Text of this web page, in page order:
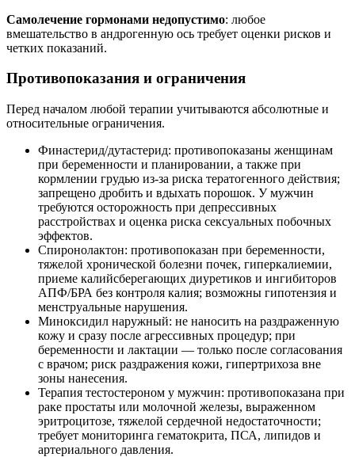
Самолечение гормонами недопустимо: любое
вмешательство в андрогенную ось требует оценки рисков и
четких показаний.
Противопоказания и ограничения
Перед началом любой терапии учитываются абсолютные и
относительные ограничения.
Финастерид/дутастерид: противопоказаны женщинам
при беременности и планировании, а также при
кормлении грудью из‑за риска тератогенного действия;
запрещено дробить и вдыхать порошок. У мужчин
требуются осторожность при депрессивных
расстройствах и оценка риска сексуальных побочных
эффектов.
Спиронолактон: противопоказан при беременности,
тяжелой хронической болезни почек, гиперкалиемии,
приеме калийсберегающих диуретиков и ингибиторов
АПФ/БРА без контроля калия; возможны гипотензия и
менструальные нарушения.
Миноксидил наружный: не наносить на раздраженную
кожу и сразу после агрессивных процедур; при
беременности и лактации — только после согласования
с врачом; риск раздражения кожи, гипертрихоза вне
зоны нанесения.
Терапия тестостероном у мужчин: противопоказана при
раке простаты или молочной железы, выраженном
эритроцитозе, тяжелой сердечной недостаточности;
требует мониторинга гематокрита, ПСА, липидов и
артериального давления.